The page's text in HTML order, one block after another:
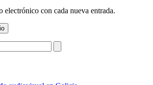
electrónico con cada nueva entrada.